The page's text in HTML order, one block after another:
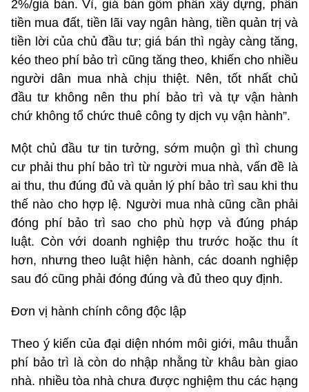
2%/giá bán. Vì, giá bán gồm phần xây dựng, phần
tiền mua đất, tiền lãi vay ngân hàng, tiền quản trị và
tiền lời của chủ đầu tư; giá bán thì ngày càng tăng,
kéo theo phí bảo trì cũng tăng theo, khiến cho nhiều
người dân mua nhà chịu thiệt. Nên, tốt nhất chủ
đầu tư không nên thu phí bảo trì và tự vận hành
chứ không tổ chức thuê công ty dịch vụ vận hành”.
Một chủ đầu tư tin tưởng, sớm muộn gì thì chung
cư phải thu phí bảo trì từ người mua nhà, vấn đề là
ai thu, thu đúng đủ và quản lý phí bảo trì sau khi thu
thế nào cho hợp lệ. Người mua nhà cũng cần phải
đóng phí bảo trì sao cho phù hợp và đúng pháp
luật. Còn với doanh nghiệp thu trước hoặc thu ít
hơn, nhưng theo luật hiện hành, các doanh nghiệp
sau đó cũng phải đóng đúng và đủ theo quy định.
Đơn vị hành chính công độc lập
Theo ý kiến của đại diện nhóm môi giới, mâu thuẫn
phí bảo trì là còn do nhập nhằng từ khâu bàn giao
nhà. nhiều tòa nhà chưa được nghiệm thu các hạng